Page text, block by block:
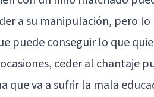
a su manipulación, pero
puede conseguir lo que
ceder al chantaje
que va a sufrir la mala